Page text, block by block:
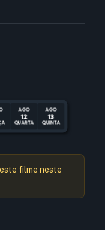
AGO
12
QUARTA
AGO
13
QUINTA
filme neste